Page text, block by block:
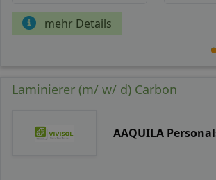
mehr Details
Laminierer (m/ w/ d) Carbon
AAQUILA